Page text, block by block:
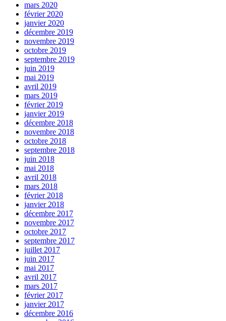
mars 2020
février 2020
janvier 2020
décembre 2019
novembre 2019
octobre 2019
septembre 2019
juin 2019
mai 2019
avril 2019
mars 2019
février 2019
janvier 2019
décembre 2018
novembre 2018
octobre 2018
septembre 2018
juin 2018
mai 2018
avril 2018
mars 2018
février 2018
janvier 2018
décembre 2017
novembre 2017
octobre 2017
septembre 2017
juillet 2017
juin 2017
mai 2017
avril 2017
mars 2017
février 2017
janvier 2017
décembre 2016